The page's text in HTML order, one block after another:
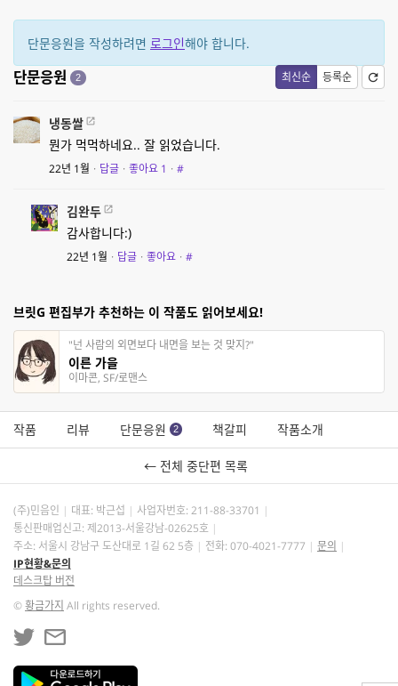
단문응원을 작성하려면 로그인해야 합니다.
최신순 등록순
단문응원 2
냉동쌀
뭔가 먹먹하네요.. 잘 읽었습니다.
22년 1월 · 답글 · 좋아요 1 · #
김완두
감사합니다:)
22년 1월 · 답글 · 좋아요 · #
브릿G 편집부가 추천하는 이 작품도 읽어보세요!
"넌 사람의 외면보다 내면을 보는 것 맞지?"
이른 가을
이마콘, SF/로맨스
작품 리뷰 단문응원 2 책갈피 작품소개
← 전체 중단편 목록
(주)민음인 대표: 박근섭 사업자번호: 211-88-33701
통신판매업신고: 제2013-서울강남-02625호
주소: 서울시 강남구 도산대로 1길 62 5층
전화: 070-4021-7777
문의
IP현황&문의
데스크탑 버전
©황금가지 All rights reserved.